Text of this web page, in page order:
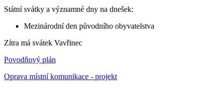
Státní svátky a významné dny na dnešek:
Mezinárodní den původního obyvatelstva
Zítra má svátek Vavřinec
Povodňový plán
Oprava místní komunikace - projekt